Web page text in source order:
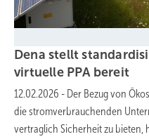
Dena stellt
virtuelle PPA bereit
12.02.2026 - Der Bezug von
die stromverbrauchenden
vertraglich Sicherheit zu bieten,